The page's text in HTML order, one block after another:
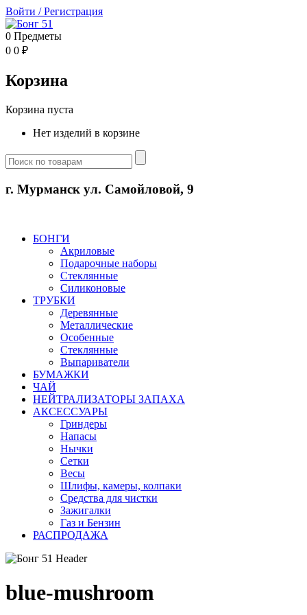
Войти /Регистрация
0 Предметы
0 0 ₽
Корзина
Корзина пуста
Нет изделий в корзине
г. Мурманск ул. Самойловой, 9
БОНГИ
Акриловые
Подарочные наборы
Стеклянные
Силиконовые
ТРУБКИ
Деревянные
Металлические
Особенные
Стеклянные
Выпариватели
БУМАЖКИ
ЧАЙ
НЕЙТРАЛИЗАТОРЫ ЗАПАХА
АКСЕССУАРЫ
Гриндеры
Напасы
Нычки
Сетки
Весы
Шлифы, камеры, колпаки
Средства для чистки
Зажигалки
Газ и Бензин
РАСПРОДАЖА
blue-mushroom